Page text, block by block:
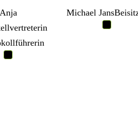
Anja
Michael Jans